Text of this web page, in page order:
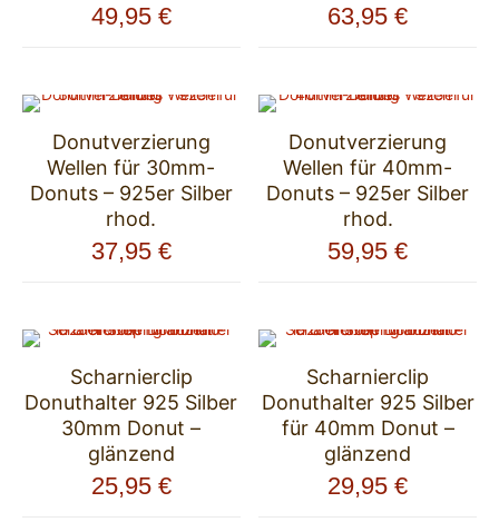
49,95 € 63,95€
Donutverzierung
Wellen für 30mm-
Donuts – 925er Silber
rhod.
37,95 €
Donutverzierung
Wellen für 40mm-
Donuts – 925er Silber
rhod.
59,95€
Scharnierclip
Donuthalter 925 Silber
30mm Donut –
glänzend
25,95 €
Scharnierclip
Donuthalter 925 Silber
für 40mm Donut –
glänzend
29,95€